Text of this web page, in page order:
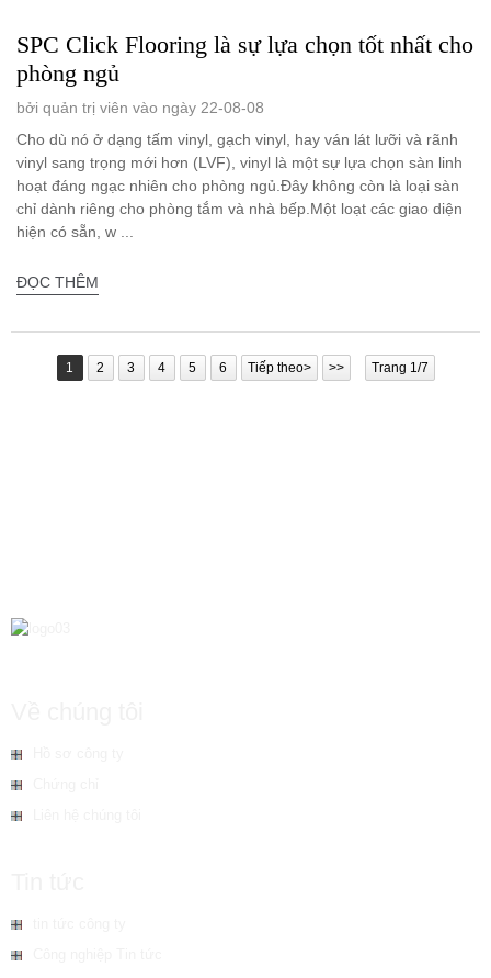
SPC Click Flooring là sự lựa chọn tốt nhất cho
phòng ngủ
bởi quản trị viên vào ngày 22-08-08
Cho dù nó ở dạng tấm vinyl, gạch vinyl, hay ván lát lưỡi và rãnh
vinyl sang trọng mới hơn (LVF), vinyl là một sự lựa chọn sàn linh
hoạt đáng ngạc nhiên cho phòng ngủ.Đây không còn là loại sàn
chỉ dành riêng cho phòng tắm và nhà bếp.Một loạt các giao diện
hiện có sẵn, w ...
ĐỌC THÊM
1 2 3 4 5 6 Tiếp theo> >> Trang 1/7